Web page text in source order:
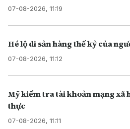
07-08-2026, 11:19
Hé lộ di sản hàng thế kỷ của
07-08-2026, 11:12
Mỹ kiểm tra tài khoản mạng xã
thực
07-08-2026, 11:11